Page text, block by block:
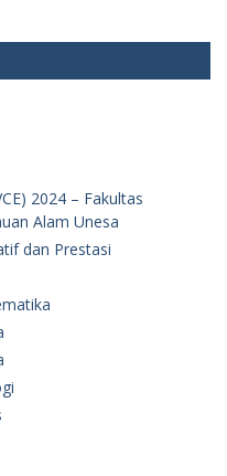
2024 – Fakultas
Alam Unesa
dan Prestasi